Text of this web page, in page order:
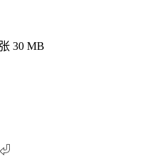
30 MB